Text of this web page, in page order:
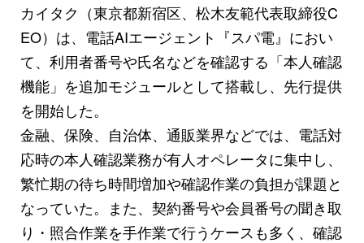
カイタク（東京都新宿区、松木友範代表取締役C
EO）は、電話AIエージェント『スパ電』におい
て、利用者番号や氏名などを確認する「本人確認
機能」を追加モジュールとして搭載し、先行提供
を開始した。
金融、保険、自治体、通販業界などでは、電話対
応時の本人確認業務が有人オペレータに集中し、
繁忙期の待ち時間増加や確認作業の負担が課題と
なっていた。また、契約番号や会員番号の聞き取
り・照合作業を手作業で行うケースも多く、確認